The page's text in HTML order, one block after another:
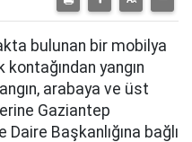
bulunan bir mobilya
yangın
arabaya ve üst
Gaziantep
Başkanlığına bağlı